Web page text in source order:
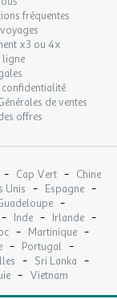
fréquentes
x3 ou 4x
ligne
confidentialité
de ventes
offres
- Cap Vert - Chine
Unis - Espagne -
-
- Inde - Irlande -
- Martinique -
- Portugal -
- Sri Lanka -
- Vietnam